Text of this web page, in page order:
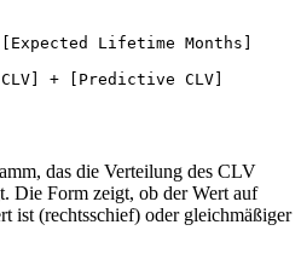
Lifetime Months]
das die Verteilung des CLV
Die Form zeigt, ob der Wert auf
ist (rechtsschief) oder gleichmäßiger